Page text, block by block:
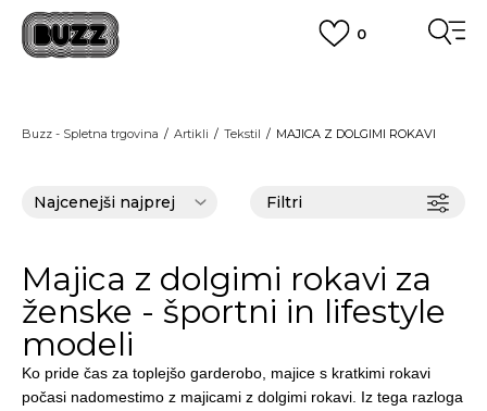
0
BREZPLAČNA POŠTNINA
na vse nakupe nad 100 EUR
Buzz - Spletna trgovina Artikli Tekstil MAJICA Z DOLGIMI ROKAVI
Filtri
Majica z dolgimi rokavi za
ženske - športni in lifestyle
modeli
Ko pride čas za toplejšo garderobo, majice s kratkimi rokavi
počasi nadomestimo z majicami z dolgimi rokavi . Iz tega razloga